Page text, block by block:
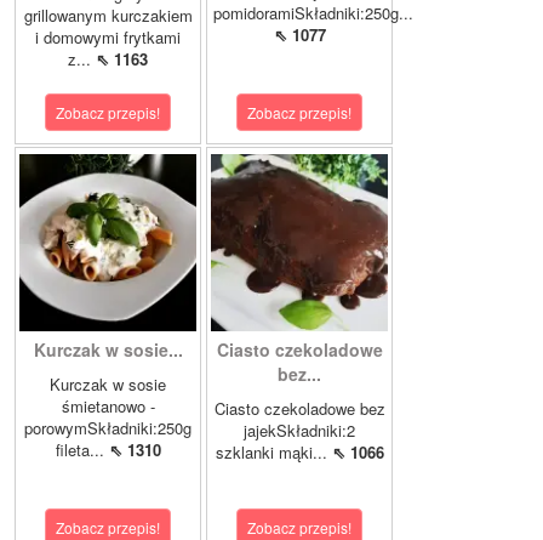
grillowanym kurczakiem
i domowymi frytkami
z... ⇖ 1163
Zobacz przepis!
pomidoramiSkładniki:250g...
⇖ 1077
Zobacz przepis!
Kurczak w sosie...
Kurczak w sosie
śmietanowo -
porowymSkładniki:250g
fileta... ⇖ 1310
Zobacz przepis!
Ciasto czekoladowe
bez...
Ciasto czekoladowe bez
jajekSkładniki:2
szklanki mąki... ⇖ 1066
Zobacz przepis!